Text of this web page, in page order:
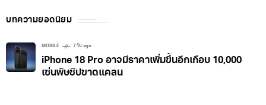
บทความยอดนิยม
MOBILE 7 วัน ago
iPhone 18 Pro อาจมีราคาเพิ่มขึ้นอีกเกือบ 10,000
เซ่นพิษชิปขาดแคลน